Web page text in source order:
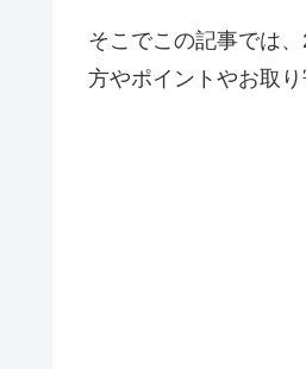
そこでこの記事では
方やポイントやお取